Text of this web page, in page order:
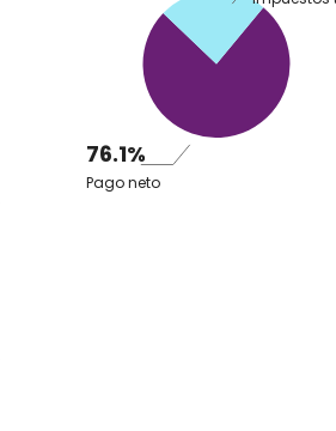
76.1%
Pago neto